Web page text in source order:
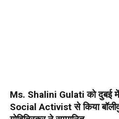
Ms. Shalini Gulati को
Social Activist से किया